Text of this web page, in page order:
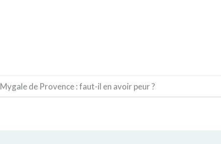
Mygale de Provence : faut-il en avoir peur ?